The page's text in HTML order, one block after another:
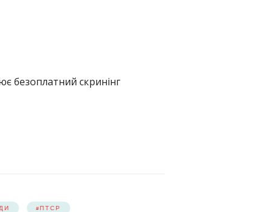
безоплатний скринінг
ПТСР